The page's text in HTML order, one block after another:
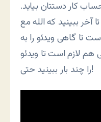
کار دستتان بیاید.
آخر ببینید که الله مع
تا گاهی ویدئو را به
هم لازم است تا ویدئو
را چند بار ببینید حتی!